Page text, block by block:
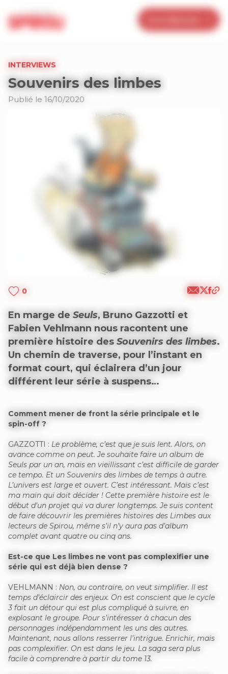
INTERVIEWS
Souvenirs des limbes
Publié le 16/10/2020
0
En marge de Seuls, Bruno Gazzotti et
Fabien Vehlmann nous racontent une
première histoire des Souvenirs des limbes.
Un chemin de traverse, pour l’instant en
format court, qui éclairera d’un jour
différent leur série à suspens…
Comment mener de front la série principale et le
spin-off ?
GAZZOTTI : Le problème, c’est que je suis lent. Alors, on
avance comme on peut. Je souhaite faire un album de
Seuls par un an, mais en vieillissant c’est difficile de garder
ce tempo. Et un Souvenirs des limbes de temps à autre.
L’univers est large et ouvert. C’est intéressant. Mais c’est
ma main qui doit décider ! Cette première histoire est le
début d’un projet qui va durer longtemps. Je suis content
de faire découvrir les premières histoires des Limbes aux
lecteurs de Spirou, même s’il n’y aura pas d’album
complet avant quatre ou cinq ans.
Est-ce que Les limbes ne vont pas complexifier une
série qui est déjà bien dense ?
VEHLMANN : Non, au contraire, on veut simplifier. Il est
temps d’éclaircir des enjeux. On est conscient que le cycle
3 fait un détour qui est plus compliqué à suivre, en
explosant le groupe. Pour s’intéresser à chacun des
personnages indépendamment les uns des autres.
Maintenant, nous allons resserrer l’intrigue. Enrichir, mais
pas complexifier. On est dans le jeu. La saga sera plus
facile à comprendre à partir du tome 13.